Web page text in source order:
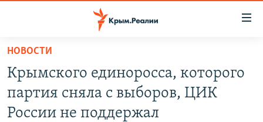
Вернуться
основному
содержанию
Вернутся
СПЕЦПРОЕКТЫ
ВОДА
НОВОСТИ
Крымского единоросса, которого
партия сняла с выборов, ЦИК
России не поддержал